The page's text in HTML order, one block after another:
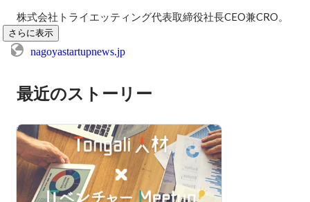
株式会社トライエッティング代表取締役社長CEO兼CRO。
さらに表示
nagoyastartupnews.jp
最近のストーリー